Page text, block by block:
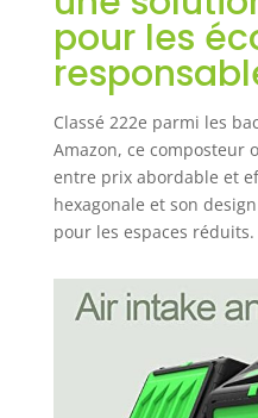
pour les
Classé 222e parmi les
Amazon, ce composteur
entre prix abordable et
hexagonale et son
pour les espaces réduits.